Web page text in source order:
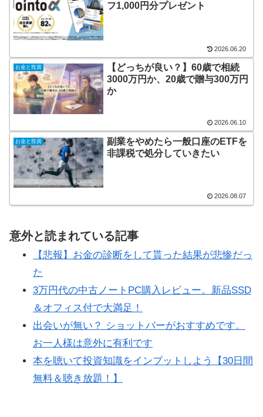
フ1,000円分プレゼント
2026.06.20
お金と投資
【どっちが良い？】60歳で相続
3000万円か、20歳で贈与300万円
か
2026.06.10
お金と投資
副業をやめたら一般口座のETFを
非課税で処分していきたい
2026.08.07
意外と読まれている記事
【悲報】お金の診断をして貰った結果が悲惨だっ
た
3万円代の中古ノートPC購入レビュー。新品SSD
＆オフィス付で大満足！
出会いが無い？ ショットバーがおすすめです。
お一人様は意外に有利です
本を聴いて投資知識をインプットしよう【30日間
無料＆聴き放題！】